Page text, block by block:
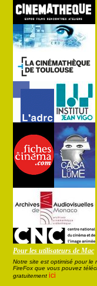
Pour les utilisateurs de Mac
Notre site est optimisé pour le
FireFox que vous pouvez
gratuitement ici